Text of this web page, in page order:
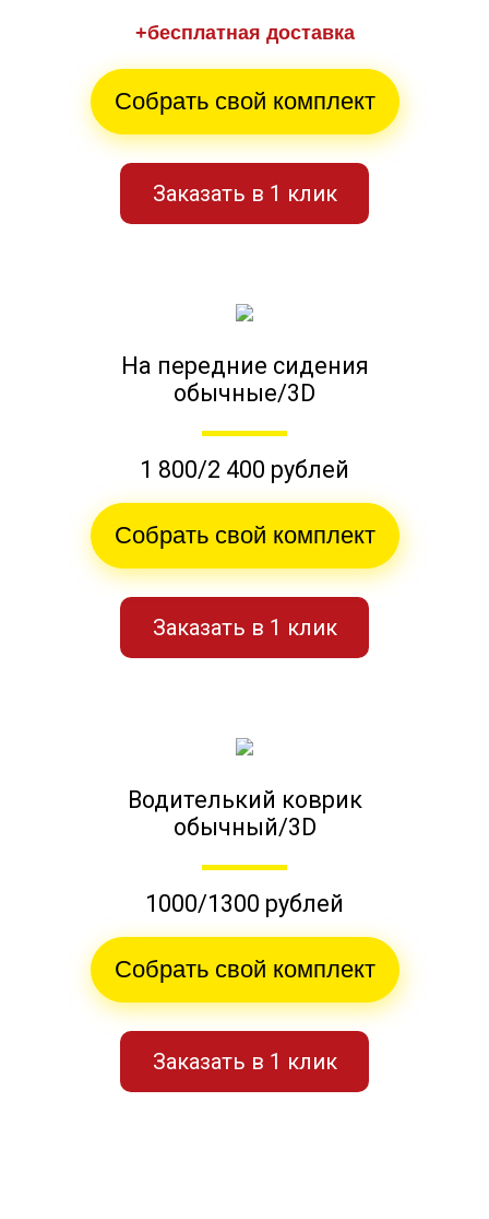
+бесплатная доставка
Собрать свой комплект
Заказать в 1 клик
На передние сидения
обычные/3D
1 800/2 400 рублей
Собрать свой комплект
Заказать в 1 клик
Водителький коврик
обычный/3D
1000/1300 рублей
Собрать свой комплект
Заказать в 1 клик